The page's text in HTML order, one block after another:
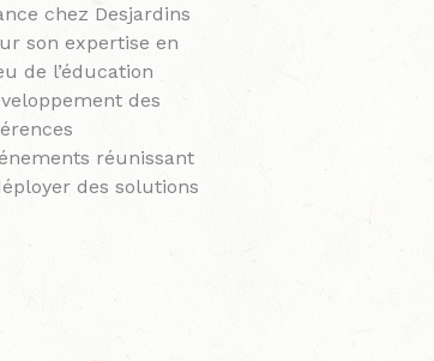
chez Desjardins
son expertise en
de l’éducation
des
réunissant
des solutions